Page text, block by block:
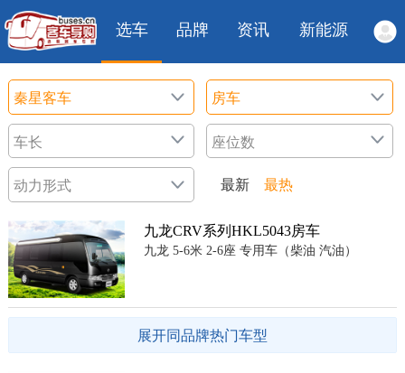
选车 品牌 资讯 新能源
最新 最热
九龙CRV系列HKL5043房车
九龙 5-6米 2-6座 专用车（柴油 汽油）
展开同品牌热门车型